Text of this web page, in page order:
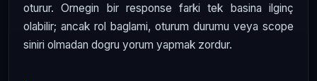
oturur. Ornegin bir response farki tek basina ilginç
olabilir; ancak rol baglami, oturum durumu veya scope
siniri olmadan dogru yorum yapmak zordur.